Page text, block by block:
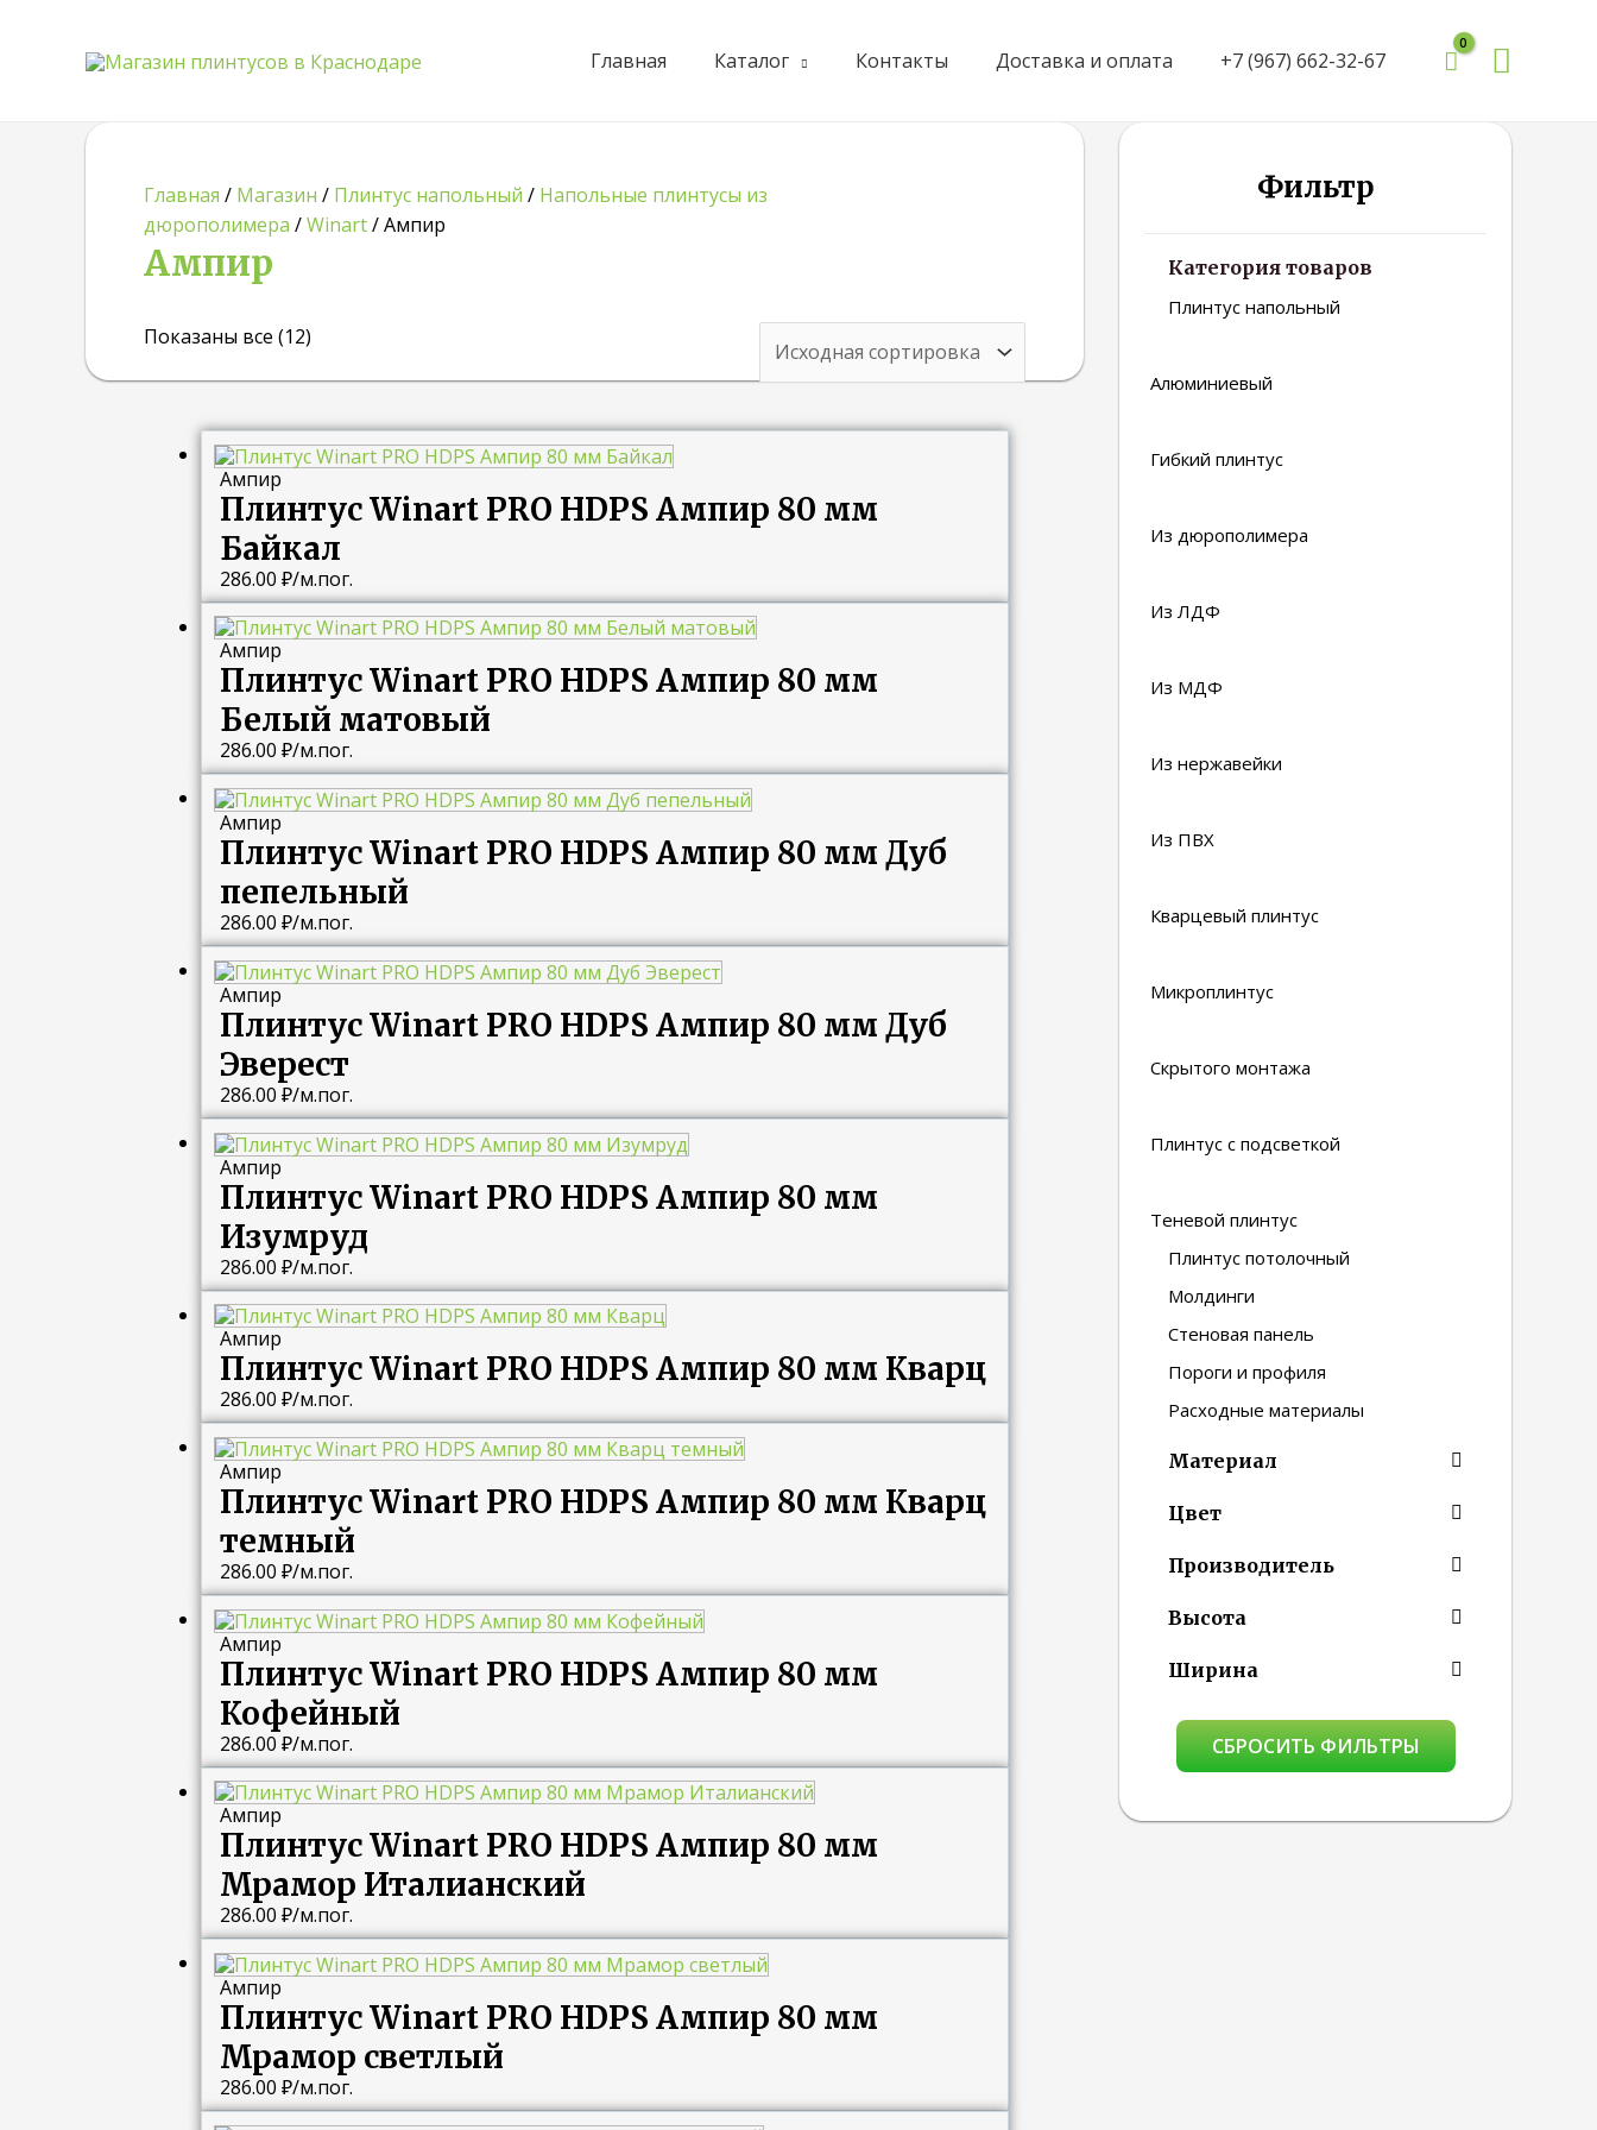
Главная Каталог Контакты Доставка и оплата +7 (967) 662-32-67 Поиск
Главная / Магазин / Плинтус напольный / Напольные плинтусы из
дюрополимера /Winart/ Ампир
Ампир
Показаны все (12)
Ампир
Плинтус Winart PRO HDPS Ампир 80 мм
Байкал
286.00 ₽/м.пог.
Ампир
Плинтус Winart PRO HDPS Ампир 80 мм
Белый матовый
286.00 ₽/м.пог.
Ампир
Плинтус Winart PRO HDPS Ампир 80 мм Дуб
пепельный
286.00 ₽/м.пог.
Ампир
Плинтус Winart PRO HDPS Ампир 80 мм Дуб
Эверест
286.00 ₽/м.пог.
Ампир
Плинтус Winart PRO HDPS Ампир 80 мм
Изумруд
286.00 ₽/м.пог.
Ампир
Плинтус Winart PRO HDPS Ампир 80 мм Кварц
286.00 ₽/м.пог.
Ампир
Плинтус Winart PRO HDPS Ампир 80 мм Кварц
темный
286.00 ₽/м.пог.
Ампир
Плинтус Winart PRO HDPS Ампир 80 мм
Кофейный
286.00 ₽/м.пог.
Ампир
Плинтус Winart PRO HDPS Ампир 80 мм
Мрамор Италианский
286.00 ₽/м.пог.
Ампир
Плинтус Winart PRO HDPS Ампир 80 мм
Мрамор светлый
286.00 ₽/м.пог.
Фильтр
Категория товаров
Плинтус напольный
Алюминиевый
Гибкий плинтус
Из дюрополимера
Из ЛДФ
Из МДФ
Из нержавейки
Из ПВХ
Кварцевый плинтус
Микроплинтус
Скрытого монтажа
Плинтус с подсветкой
Теневой плинтус
Плинтус потолочный
Молдинги
Стеновая панель
Пороги и профиля
Расходные материалы
Материал
Цвет
Производитель
Высота
Ширина
СБРОСИТЬ ФИЛЬТРЫ